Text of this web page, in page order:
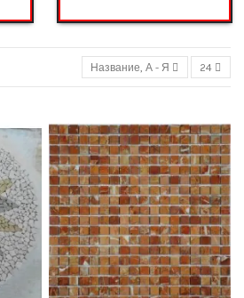
Название, А - Я 24